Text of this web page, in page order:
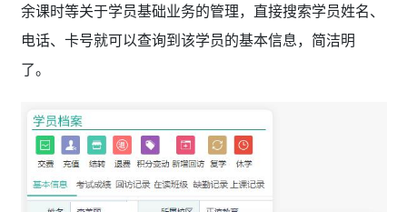
余课时等关于学员基础业务的管理，直接搜索学员姓名、
电话、卡号就可以查询到该学员的基本信息，简洁明
了。